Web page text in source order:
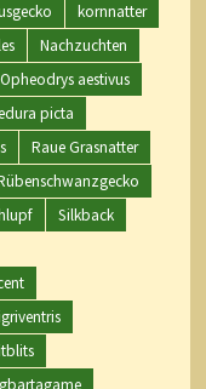
kornnatter
Nachzuchten
Opheodrys aestivus
picta
Raue Grasnatter
Silkback